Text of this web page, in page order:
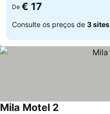
De € 17
Consulte os preços de 3 sites
Mila Motel 2